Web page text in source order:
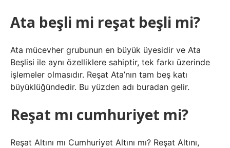
Ata beşli mi reşat beşli mi?
Ata mücevher grubunun en büyük üyesidir ve Ata
Beşlisi ile aynı özelliklere sahiptir, tek farkı üzerinde
işlemeler olmasıdır. Reşat Ata’nın tam beş katı
büyüklüğündedir. Bu yüzden adı buradan gelir.
Reşat mı cumhuriyet mi?
Reşat Altını mı Cumhuriyet Altını mı? Reşat Altını,